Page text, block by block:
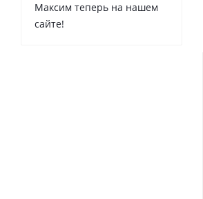
Максим теперь на нашем
сайте!